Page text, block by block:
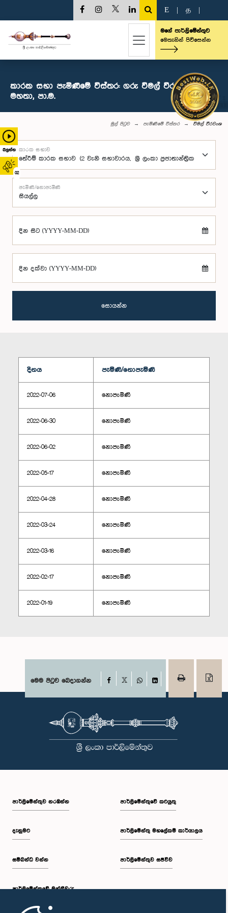
බලන්න
02
E த
මගේ පාර්ලිමේන්තුව
මෙතැනින් පිවිසෙන්න
කාරක සභා පැමිණීමේ විස්තර: ගරු විමල් වීරවංශ
මහතා, පා.ම.
මුල් පිටුව පැමිණීමේ විස්තර විමල් වීරවංශ
කාරක සභාව
පැමිණි/නොපැමිණි
දින සිට (YYYY-MM-DD)
දින දක්වා (YYYY-MM-DD)
සොයන්න
දිනය පැමිණි/නොපැමිණි
2022-07-06 නොපැමිණි
2022-06-30 නොපැමිණි
2022-06-02 නොපැමිණි
2022-05-17 නොපැමිණි
2022-04-28 නොපැමිණි
2022-03-24 නොපැමිණි
2022-03-16 නොපැමිණි
2022-02-17 නොපැමිණි
2022-01-19 නොපැමිණි
මෙම පිටුව බෙදාගන්න Facebook
WhatsAppLinkedIn
පාර්ලි‌මේන්තුව නරඹන්න
දැනුමට
සම්බන්ධ වන්න
පාර්ලි‌මේන්තුවේ මන්ත්‍රීවරු
පාර්ලිමේන්තුවේ කටයුතු
පාර්ලිමේන්තු මහලේකම් කාර්යාලය
පාර්ලිමේන්තුව සජීවීව